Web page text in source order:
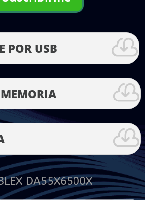
POR USB
DA55X6500X